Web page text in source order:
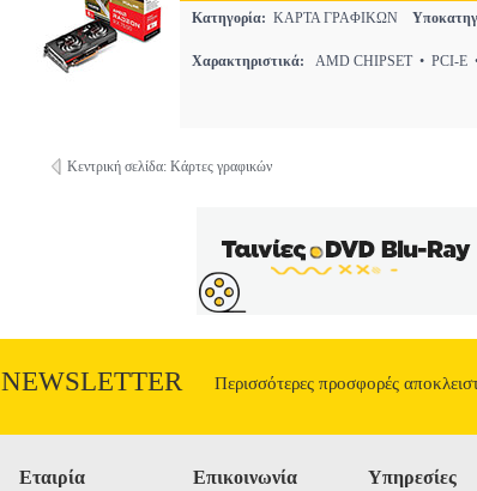
Κατηγορία: ΚΑΡΤΑ ΓΡΑΦΙΚΩΝ
Χαρακτηριστικά: AMD CHIPSET • PCI-E
Κεντρική σελίδα: Κάρτες γραφικών
NEWSLETTER Περισσότερες προσφορές
Εταιρία Επικοινωνία Υπηρεσίες